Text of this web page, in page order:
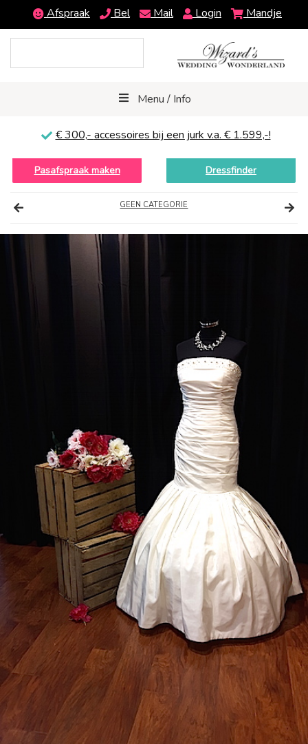
Afspraak Bel Mail Login Mandje
Menu / Info
€ 300,- accessoires bij een jurk v.a. € 1.599,-!
Pasafspraak maken Dressfinder
GEEN CATEGORIE